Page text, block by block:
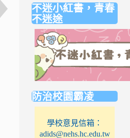
不迷小紅書，青春
不迷途
to
https://eliteracy.edu.tw/
防治校園霸凌
學校意見信箱：
adids@nehs.hc.edu.tw